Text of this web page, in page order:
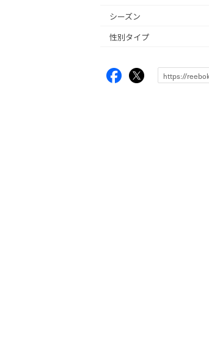
シーズン
性別タイプ